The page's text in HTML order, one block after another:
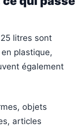
litres sont
plastique,
également
objets
articles